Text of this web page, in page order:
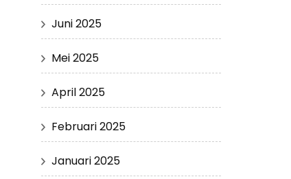
Juni 2025
Mei 2025
April 2025
Februari 2025
Januari 2025